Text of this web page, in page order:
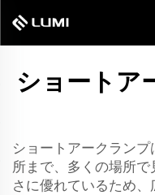
ショートア
ショートアークラン
所まで、多くの場所
さに優れているため